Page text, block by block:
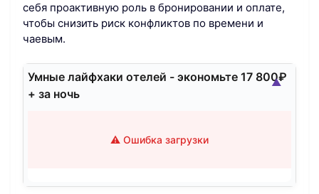
себя проактивную роль в бронировании и оплате,
чтобы снизить риск конфликтов по времени и
чаевым.
Умные лайфхаки отелей - экономьте 17 800₽
+ за ночь
⚠️ Ошибка загрузки
▲